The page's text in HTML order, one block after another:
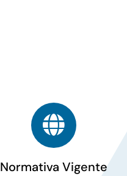
Asesoría Laboral
Asesoría Contable
Normativa Vigente